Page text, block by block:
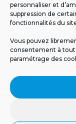
personnaliser et
suppression de
fonctionnalités du
Vous pouvez
consentement à
paramétrage des
MENTIONS LÉGALES
NOS ÉMISSIONS
CONTACT